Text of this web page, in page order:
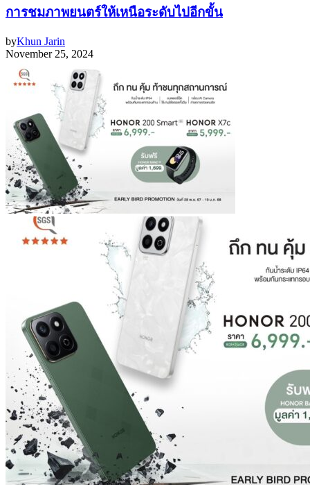
การชมภาพยนตร์ให้เหนือระดับไปอีกขั้น
byKhun Jarin
November 25, 2024